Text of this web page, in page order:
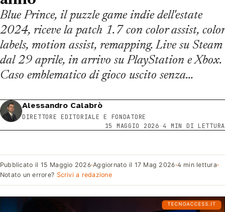
Blue Prince, il puzzle game indie dell'estate
2024, riceve la patch 1.7 con color assist, color
labels, motion assist, remapping. Live su Steam
dal 29 aprile, in arrivo su PlayStation e Xbox.
Caso emblematico di gioco uscito senza…
Alessandro Calabrò
DIRETTORE EDITORIALE E FONDATORE
15 MAGGIO 2026 ·4 MIN DI LETTURA
Pubblicato il 15 Maggio 2026·Aggiornato il 17 Mag 2026·4 min lettura·
Notato un errore? Scrivi a redazione